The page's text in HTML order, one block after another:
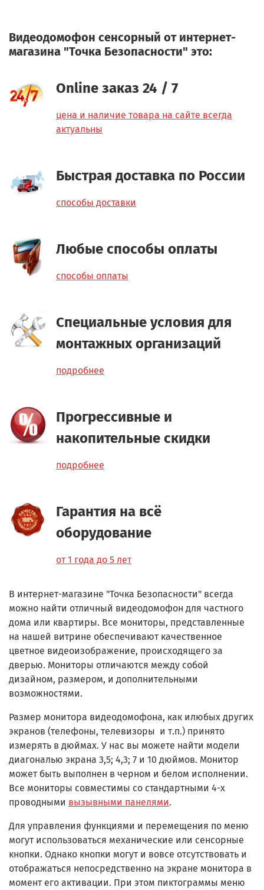
Видеодомофон сенсорный от интернет-
магазина "Точка Безопасности" это:
Online заказ 24 / 7
цена и наличие товара на сайте всегда
актуальны
Быстрая доставка по России
способы доставки
Любые способы оплаты
способы оплаты
Специальные условия для
монтажных организаций
подробнее
Прогрессивные и
накопительные скидки
подробнее
Гарантия на всё
оборудование
от 1 года до 5 лет
В интернет-магазине "Точка Безопасности" всегда
можно найти отличный видеодомофон для частного
дома или квартиры. Все мониторы, представленные
на нашей витрине обеспечивают качественное
цветное видеоизображение, происходящего за
дверью. Мониторы отличаются между собой
дизайном, размером, и дополнительными
возможностями.
Размер монитора видеодомофона, как илюбых других
экранов (телефоны, телевизоры и т.п.) принято
измерять в дюймах. У нас вы можете найти модели
диагональю экрана 3,5; 4,3; 7 и 10 дюймов. Монитор
может быть выполнен в черном и белом исполнении.
Все мониторы совместимы со стандартными 4-х
проводными вызывными панелями.
Для управления функциями и перемещения по меню
могут использоваться механические или сенсорные
кнопки. Однако кнопки могут и вовсе отсутствовать и
отображаться непосредственно на экране монитора в
момент его активации. При этом пиктограммы меню